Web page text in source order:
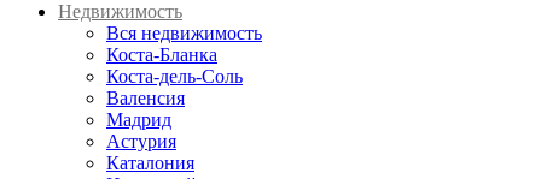
Недвижимость
Вся недвижимость
Коста-Бланка
Коста-дель-Соль
Валенсия
Мадрид
Астурия
Каталония